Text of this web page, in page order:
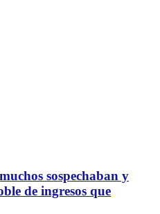
sospechaban y
de ingresos que